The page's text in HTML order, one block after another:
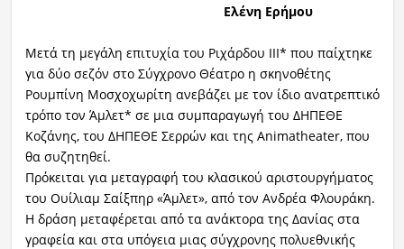
Ελένη Ερήμου
Μετά τη μεγάλη επιτυχία του Ριχάρδου ΙΙΙ* που παίχτηκε
για δύο σεζόν στο Σύγχρονο Θέατρο η σκηνοθέτης
Ρουμπίνη Μοσχοχωρίτη ανεβάζει με τον ίδιο ανατρεπτικό
τρόπο τον Άμλετ* σε μια συμπαραγωγή του ΔΗΠΕΘΕ
Κοζάνης, του ΔΗΠΕΘΕ Σερρών και της Animatheater, που
θα συζητηθεί.
Πρόκειται για μεταγραφή του κλασικού αριστουργήματος
του Ουίλιαμ Σαίξπηρ «Άμλετ», από τον Ανδρέα Φλουράκη.
Η δράση μεταφέρεται από τα ανάκτορα της Δανίας στα
γραφεία και στα υπόγεια μιας σύγχρονης πολυεθνικής